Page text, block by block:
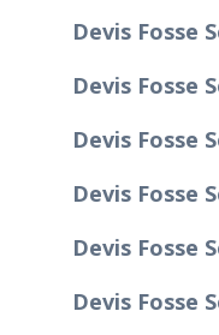
Devis Fosse
Devis Fosse
Devis Fosse
Devis Fosse
Devis Fosse
Devis Fosse